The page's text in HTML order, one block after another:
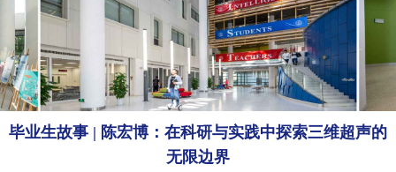
毕业生故事 | 陈宏博：在科研与实践中探索三维超声的
无限边界